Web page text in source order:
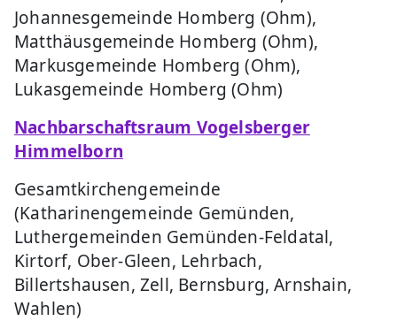
Johannesgemeinde Homberg (Ohm),
Matthäusgemeinde Homberg (Ohm),
Markusgemeinde Homberg (Ohm),
Lukasgemeinde Homberg (Ohm)
Nachbarschaftsraum Vogelsberger
Himmelborn
Gesamtkirchengemeinde
(Katharinengemeinde Gemünden,
Luthergemeinden Gemünden-Feldatal,
Kirtorf, Ober-Gleen, Lehrbach,
Billertshausen, Zell, Bernsburg, Arnshain,
Wahlen)